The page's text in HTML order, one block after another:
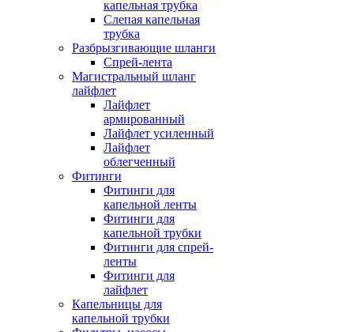
капельная трубка
Слепая капельная
трубка
Разбрызгивающие шланги
Спрей-лента
Магистральный шланг
лайфлет
Лайфлет
армированный
Лайфлет усиленный
Лайфлет
облегченный
Фитинги
Фитинги для
капельной ленты
Фитинги для
капельной трубки
Фитинги для спрей-
ленты
Фитинги для
лайфлет
Капельницы для
капельной трубки